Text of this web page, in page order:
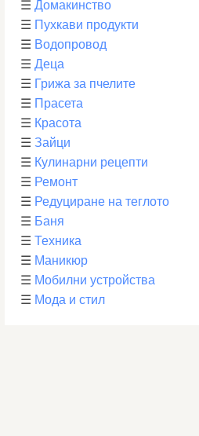
☰ Домакинство
☰ Пухкави продукти
☰ Водопровод
☰ Деца
☰ Грижа за пчелите
☰ Прасета
☰ Красота
☰ Зайци
☰ Кулинарни рецепти
☰ Ремонт
☰ Редуциране на теглото
☰ Баня
☰ Техника
☰ Маникюр
☰ Мобилни устройства
☰ Мода и стил